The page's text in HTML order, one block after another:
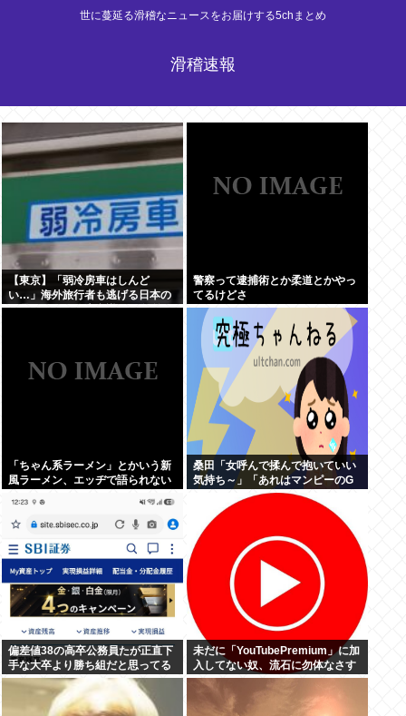
世に蔓延る滑稽なニュースをお届けする5chまとめ
滑稽速報
【東京】「弱冷房車はしんど
い…」海外旅行者も逃げる日本の
猛暑、だけど冷房意識は20年前の
警察って逮捕術とか柔道とかやっ
てるけどさ
「ちゃん系ラーメン」とかいう新
風ラーメン、エッヂで語られない
桑田「女呼んで揉んで抱いていい
気持ち～」「あれはマンピーのG
スポット」これ女のファンはどう
いう気持ちで聴いてるの?
偏差値38の高卒公務員たが正直下
手な大卒より勝ち組だと思ってる
未だに「YouTubePremium」に加
入してない奴、流石に勿体なさす
ぎるwww